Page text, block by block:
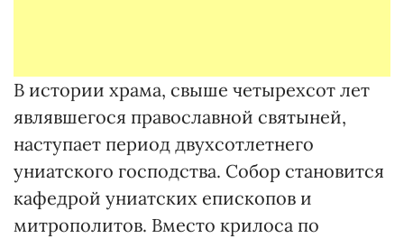
В истории храма, свыше четырехсот лет
являвшегося православной святыней,
наступает период двухсотлетнего
униатского господства. Собор становится
кафедрой униатских епископов и
митрополитов. Вместо крилоса по